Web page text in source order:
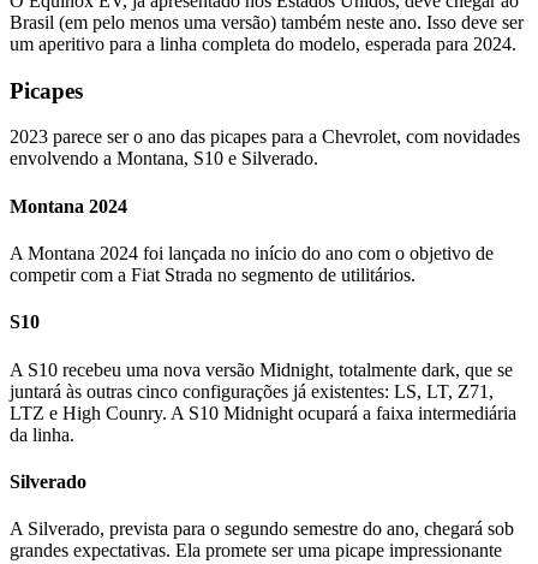
Brasil (em pelo menos uma versão) também neste ano. Isso deve ser
um aperitivo para a linha completa do modelo, esperada para 2024.
Picapes
2023 parece ser o ano das picapes para a Chevrolet, com novidades
envolvendo a Montana, S10 e Silverado.
Montana 2024
A Montana 2024 foi lançada no início do ano com o objetivo de
competir com a Fiat Strada no segmento de utilitários.
S10
A S10 recebeu uma nova versão Midnight, totalmente dark, que se
juntará às outras cinco configurações já existentes: LS, LT, Z71,
LTZ e High Counry. A S10 Midnight ocupará a faixa intermediária
da linha.
Silverado
A Silverado, prevista para o segundo semestre do ano, chegará sob
grandes expectativas. Ela promete ser uma picape impressionante